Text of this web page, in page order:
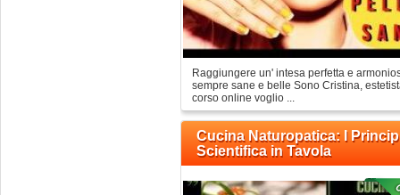
Raggiungere un' intesa perfetta e
sempre sane e belle Sono Cristina,
corso online voglio ...
Cucina Naturopatica: I
Scientifica in Tavola